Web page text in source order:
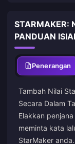
STARMAKER:
PANDUAN
Penerangan
Tambah Nilai
Secara Dalam
Elakkan
meminta kata
StarMaker